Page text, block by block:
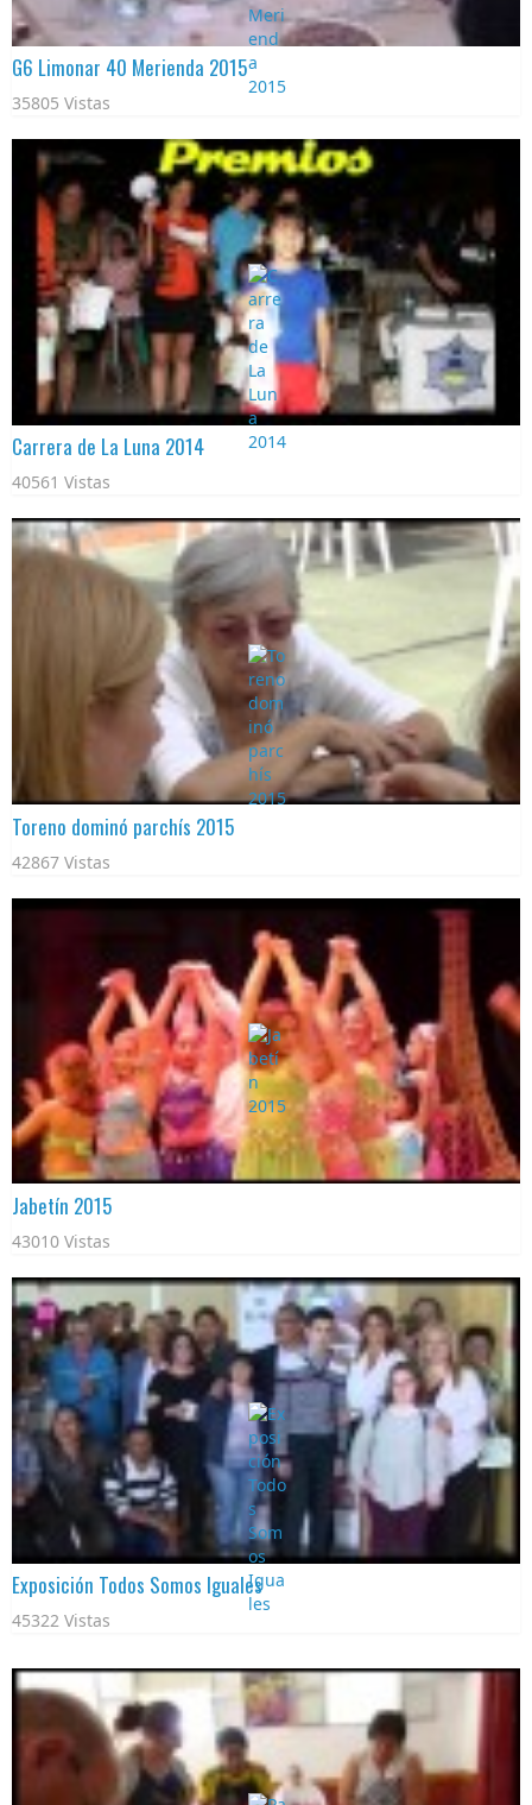
G6 Limonar 40 Merienda 2015
35805 Vistas
Carrera de La Luna 2014
40561 Vistas
Toreno dominó parchís 2015
42867 Vistas
Jabetín 2015
43010 Vistas
Exposición Todos Somos Iguales
45322 Vistas